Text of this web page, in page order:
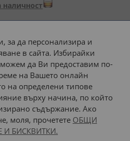
наличност
на плащане:
до адрес с:
наш транспорт
за да персонализира и
в сайта. Избирайки
можем да Ви предоставим по-
на Вашето онлайн
на определени типове
върху начина, по който
съдържание. Ако
моля, прочетете ОБЩИ
БИСКВИТКИ.